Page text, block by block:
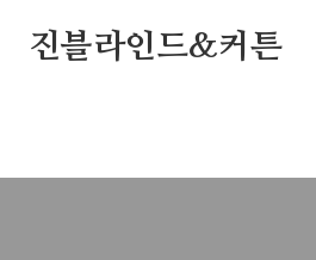
진블라인드&커튼